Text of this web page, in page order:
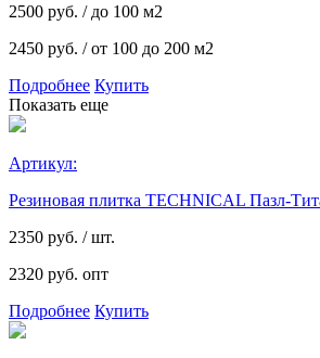
2500 руб. / до 100 м2
2450 руб. / от 100 до 200 м2
Подробнее Купить
Показать еще
Артикул:
Резиновая плитка TECHNICAL Пазл-
2350 руб. / шт.
2320 руб. опт
Подробнее Купить